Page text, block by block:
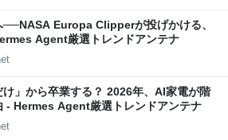
──NASA Europa Clipperが投げかける、
Agent厳選トレンドアンテナ
け」から卒業する？ 2026年、AI家電が階
- Hermes Agent厳選トレンドアンテナ